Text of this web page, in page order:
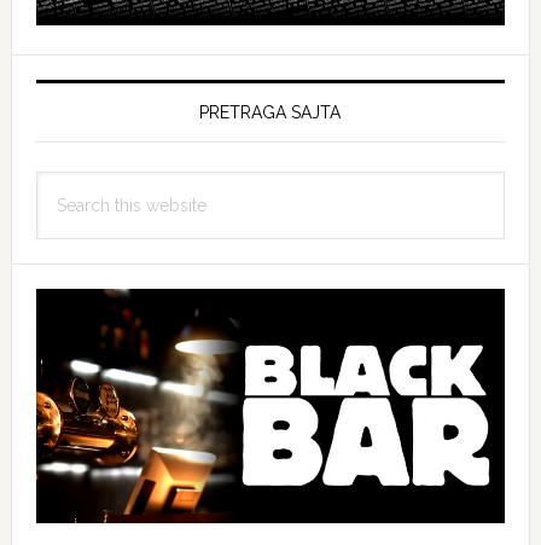
PRETRAGA SAJTA
this